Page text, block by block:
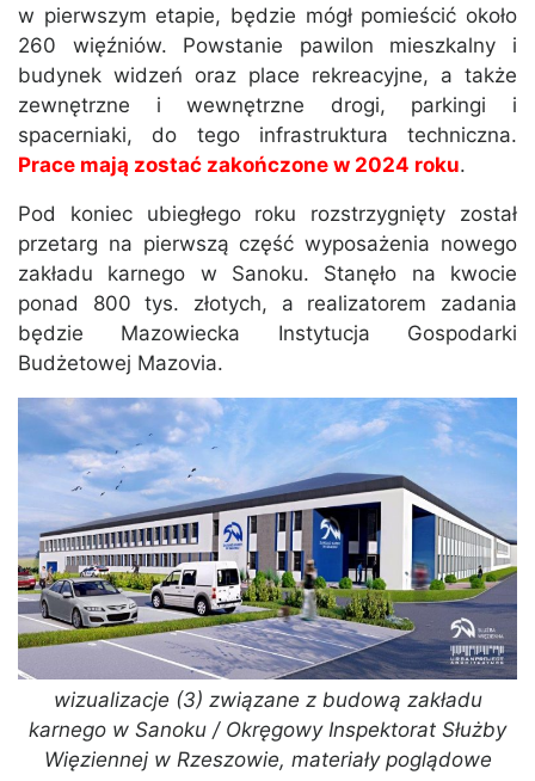
w pierwszym etapie, będzie mógł pomieścić około
260 więźniów. Powstanie pawilon mieszkalny i
budynek widzeń oraz place rekreacyjne, a także
zewnętrzne i wewnętrzne drogi, parkingi i
spacerniaki, do tego infrastruktura techniczna.
Prace mają zostać zakończone w 2024 roku.
Pod koniec ubiegłego roku rozstrzygnięty został
przetarg na pierwszą część wyposażenia nowego
zakładu karnego w Sanoku. Stanęło na kwocie
ponad 800 tys. złotych, a realizatorem zadania
będzie Mazowiecka Instytucja Gospodarki
Budżetowej Mazovia.
wizualizacje (3) związane z budową zakładu
karnego w Sanoku / Okręgowy Inspektorat Służby
Więziennej w Rzeszowie, materiały poglądowe